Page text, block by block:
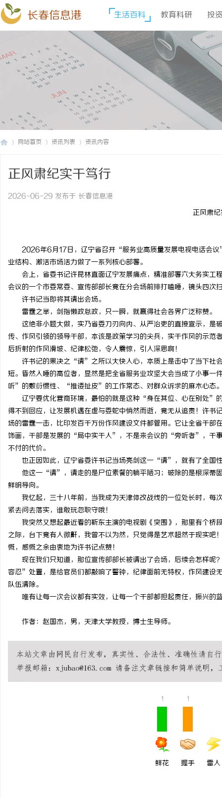
长春信息港 生活百科 教育科研 投
网站首页 资讯列表 资讯内容
正风肃纪实干笃行
2026-06-29 发布于 长春信息港
正风肃
2026年6月17日，辽宁省召开“服务业高质量发展电视电话会
业结构、激活市场活力做了一系列核心部署。
会上，省委书记许昆林直面辽宁发展痛点，精准部署六大务实
会议的一个市委常委、宣传部部长竟在分会场前排打瞌睡，镜头四次
许书记当即将其请出会场。
雷霆之举，剑指懒政怠政，只一瞬，就赢得社会各界广泛称赞。
这绝非小题大做，实乃省委刀刃向内、从严治吏的直接宣示，
传、作风引领的领导干部，本该是政策学习的尖兵，实干作风的示
后折射的作风滑坡、纪律松弛，令人震惊，引人深思啊！
许书记的果决之“请”之所以大快人心，本质上是击中了当下社
短。昏然入睡的高位者，显然是把全省服务业攻坚大会当成了小事
听”的敷衍惯性、“推诿扯皮”的工作常态、对群众诉求的麻木心态
辽宁要优化营商环境，最怕的就是这种“身在其位、心在别处”
得不到回应，让发展机遇在虚与委蛇中悄然而逝，竟无从追责！许
场的雷霆一击，比印发百千万份作风建设文件都管用。它让全省干
饰画，干部是发展的“局中实干人”，不是来会议的“旁听者”，干
不付的代价。
也正因如此，辽宁省委许书记当场亮剑这一“请”，就有了全国
他这一“请”，请走的是尸位素餐的躺平陋习；破除的是根深蒂
鲜明导向。
我忆起，三十八年前，当我成为天津体改战线的一位处长时，
紧去问去落实，谁敢玩忽职守哦！
我突然又想起最近看的靳东主演的电视剧《突围》，那里有个
之际，台下竟有人微鼾，我曾不以为然，只觉得是艺术超然于现实
慨，感慨之余由衷地为许书记点赞！
现在我们只知道，那位宣传部部长被请出了会场，后续会怎样
容忍”处置，是给官员们都敲响了警钟，纪律面前无特权，作风建设
队伍清除。
唯有让每一次会议都有实效，让每一个干部都担起责任，振兴的
作者：赵国杰，男，天津大学教授，博士生导师。
1
鲜花
1
握手 雷人